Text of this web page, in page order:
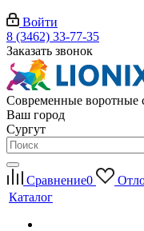
Войти
8 (3462) 33-77-35
Заказать звонок
Современные воротные
Ваш город
Сургут
Сравнение0
Каталог